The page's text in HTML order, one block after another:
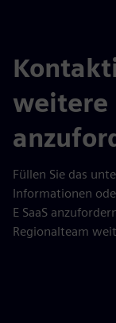
weitere
Füllen Sie das
Informationen
E SaaS
Regionalteam